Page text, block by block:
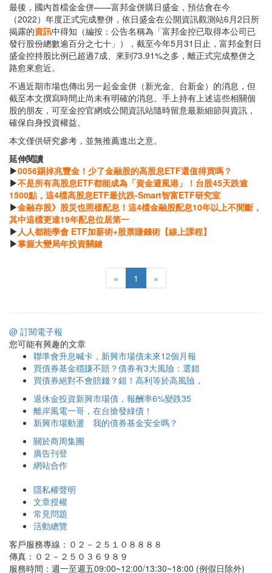
最後，國內首檔金金併——富邦金併購日盛金，預估會在今
（2022）年度正式完成整併，依日盛金在公開資訊觀測站6月2日所
揭露的資訊中得知（編按：公告名稱為「富邦金控已取得本公司已
發行股份總數逾百分之七十」），截至今年5月31日止，富邦金對日
盛金控持股比例已超過7成、來到73.91%之多，離正式完成整併之
路愈來愈近。
不過近期市場也傳出另一起金金併（新光金、台新金）的消息，但
截至本文撰寫時間止尚未有明確的消息。手上持有上述這些相關個
股的朋友，可至金控官網或公開資訊站隨時留意最新細節與資訊，
確保自身投資權益。
本文僅供研究參考，並無推薦進出之意。
延伸閱讀
▶0056踢掉兆豐金！少了金融股的高股息ETF還值得買嗎？
▶不是所有高股息ETF都能成為「資金避風港」！台股45天跌逾
1500點，這4檔高股息ETF最抗跌-Smart智富ETF研究室
▶金融存股》股災也照樣配息！這4檔金融股配息10年以上不間斷，
其中這檔更連19年配息位居第一
▶ 人人都能學會 ETF加薪術+股票賺錢術【線上課程】
▶掌握大變局年投資關鍵
« 1 »
@ 訂閱電子報
您可能有興趣的文章
聯準會升息喊卡，新興市場債未來12個月報
買債券基金穩賺不賠？債券有3大風險：選錯
買債券絕對不會賠錢？錯！高利等於高風險，
退休金投資新興市場債，報酬率6%變跌35
離岸風電一哥，在台搶發綠債！
新興市場動盪 我的債券基金安全嗎？
關於商周集團
廣告刊登
網站合作
隱私權聲明
文章授權
常見問題
活動總覽
客戶服務專線：０２－２５１０８８８８
傳真：０２－２５０３６９８９
服務時間：週一至週五09:00~12:00/13:30~18:00 (例假日除外)